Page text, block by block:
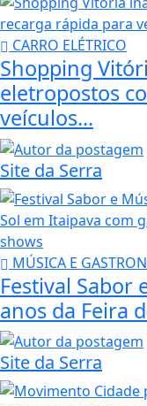
CARRO ELÉTRICO
Shopping
eletropostos
veículos...
Site da Serra
MÚSICA E
Festival Sabor
anos da Feira
Site da Serra